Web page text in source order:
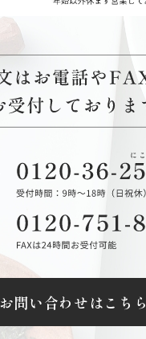
お問い合わせはこちら